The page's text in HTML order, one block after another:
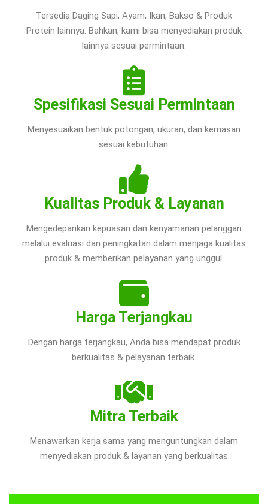
Tersedia Daging Sapi, Ayam, Ikan, Bakso & Produk
Protein lainnya. Bahkan, kami bisa menyediakan produk
lainnya sesuai permintaan.
Spesifikasi Sesuai Permintaan
Menyesuaikan bentuk potongan, ukuran, dan kemasan
sesuai kebutuhan.
Kualitas Produk & Layanan
Mengedepankan kepuasan dan kenyamanan pelanggan
melalui evaluasi dan peningkatan dalam menjaga kualitas
produk & memberikan pelayanan yang unggul.
Harga Terjangkau
Dengan harga terjangkau, Anda bisa mendapat produk
berkualitas & pelayanan terbaik.
Mitra Terbaik
Menawarkan kerja sama yang menguntungkan dalam
menyediakan produk & layanan yang berkualitas